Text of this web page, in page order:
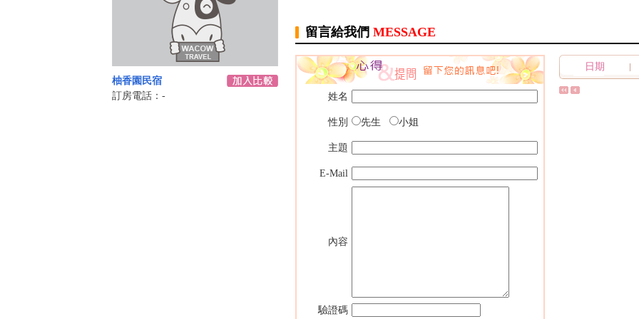
柚香園民宿
訂房電話：-
留言給我們 MESSAGE
姓名
性別 先生 小姐
主題
E-Mail
內容
驗證碼
日期